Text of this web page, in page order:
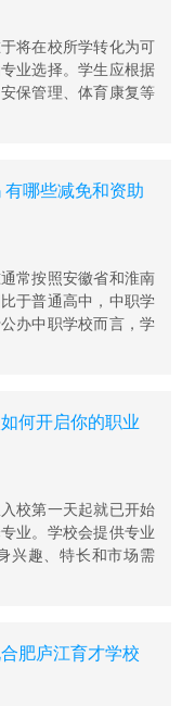
要求已从简单体力
业的教学都是从实
生产过程中解决实
事专业技术工作，
中学整合，成为蒙
城南新区，毗邻梦
农民和退伍军人培
面提升学生的综合
成为了蒙城乃至安
南部3公里处，紧
政制为庄周农业中
2009年12月25日，
车工业学校现为**
万元，教职工191
，专业技术教师65
业12个。
将在校所学转化为可
业选择。学生应根据
保管理、体育康复等
哪些减免和资助
常按照安徽省和淮南
于普通高中，中职学
办中职学校而言，学
何开启你的职业
校第一天起就已开始
业。学校会提供专业
兴趣、特长和市场需
肥庐江育才学校